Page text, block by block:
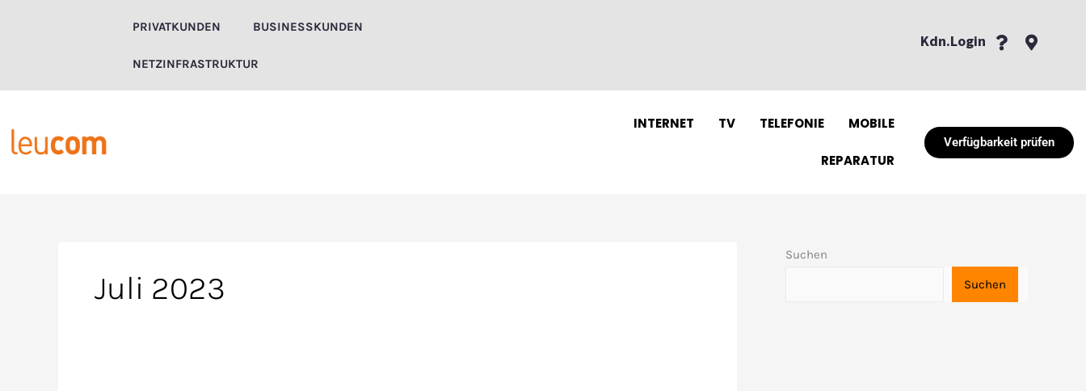
PRIVATKUNDEN BUSINESSKUNDEN
NETZINFRASTRUKTUR
Kdn.Login
INTERNET TV TELEFONIE MOBILE
REPARATUR
Verfügbarkeit prüfen
Juli 2023
Suchen
Suchen